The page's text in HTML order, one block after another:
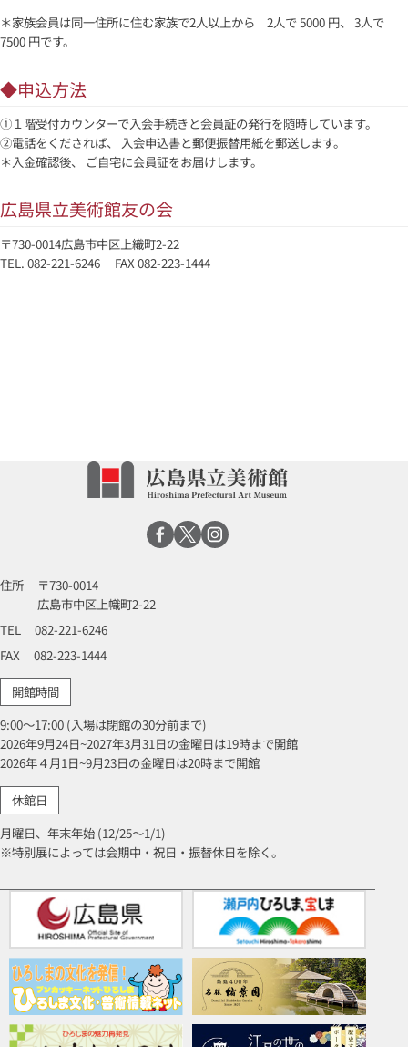
＊家族会員は同一住所に住む家族で2人以上から 2人で 5000 円、 3人で
7500 円です。
◆申込方法
①１階受付カウンターで入会手続きと会員証の発行を随時しています。
②電話をくだされば、 入会申込書と郵便振替用紙を郵送します。
＊入金確認後、 ご自宅に会員証をお届けします。
広島県立美術館友の会
〒730-0014広島市中区上織町2-22
TEL. 082-221-6246 FAX 082-223-1444
住所
〒730-0014
広島市中区上幟町2-22
TEL
082-221-6246
FAX
082-223-1444
開館時間
9:00～17:00 (入場は閉館の30分前まで)
2026年9月24日~2027年3月31日の金曜日は19時まで開館
2026年４月1日~9月23日の金曜日は20時まで開館
休館日
月曜日、年末年始 (12/25～1/1)
※特別展によっては会期中・祝日・振替休日を除く。